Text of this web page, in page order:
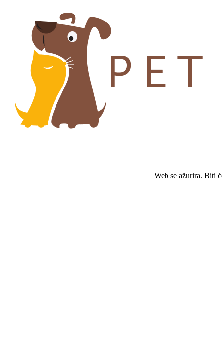
Web se ažurira. Biti